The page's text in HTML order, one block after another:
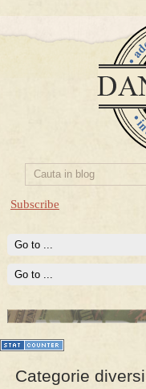
Subscribe
Prima mea carte
Averea Presedintelui:
conturi secrete ale
Categorie